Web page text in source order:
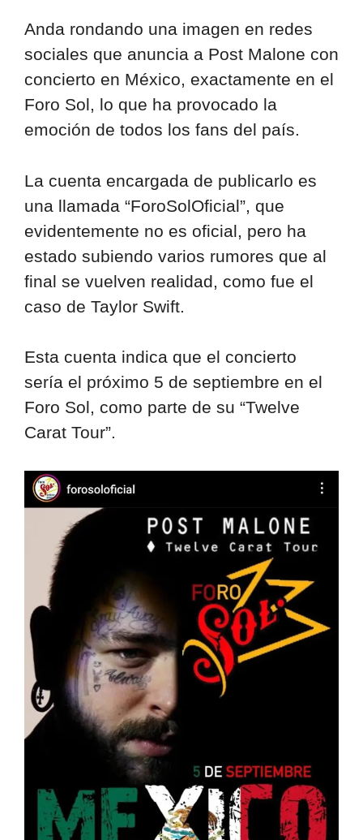
Anda rondando una imagen en redes
sociales que anuncia a Post Malone con
concierto en México, exactamente en el
Foro Sol, lo que ha provocado la
emoción de todos los fans del país.
La cuenta encargada de publicarlo es
una llamada “ForoSolOficial”, que
evidentemente no es oficial, pero ha
estado subiendo varios rumores que al
final se vuelven realidad, como fue el
caso de Taylor Swift.
Esta cuenta indica que el concierto
sería el próximo 5 de septiembre en el
Foro Sol, como parte de su “Twelve
Carat Tour”.